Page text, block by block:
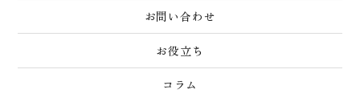
お問い合わせ
お役立ち
コラム